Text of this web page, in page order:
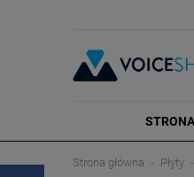
Strona główna Płyty